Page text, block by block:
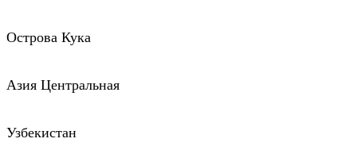
Острова Кука
Азия Центральная
Узбекистан